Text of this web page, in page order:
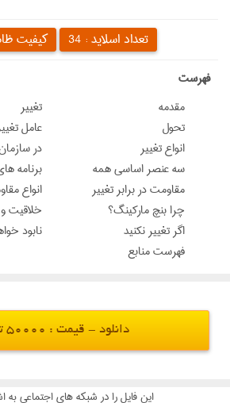
کیفیت تعداد اسلاید : 34
‌فهرست
مقدمه
تغییر
تحول
عامل
انواع تغییر
در
سه عنصر اساسی همه
برنامه
مقاومت در برابر تغییر
انواع
چرا بنچ ماركينگ؟
خلاقیت
اگر تغيير نكنيد
نابود
فهرست منابع
دانلود - قیمت : 50000 تومان
این فایل را در شبکه های اجتماعی به